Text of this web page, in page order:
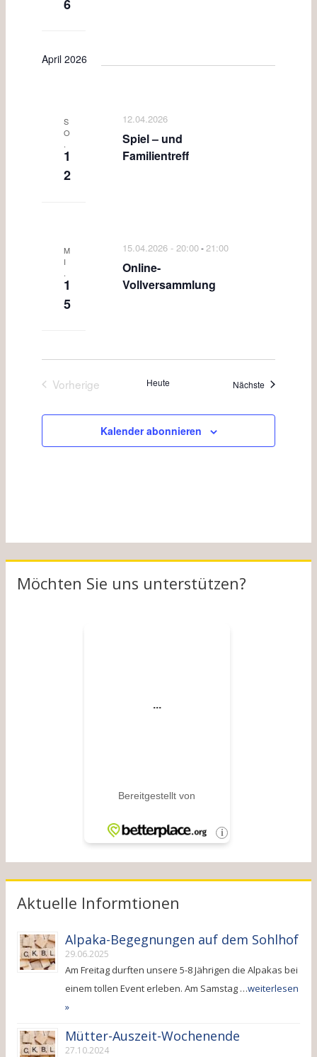
6
April 2026
S
O
.
1
2
Spiel – und
Familientreff
12.04.2026
M
I
1
5
Online-
Vollversammlung
15.04.2026 - 20:00- 21:00
Vorherige
Heute Nächste
Kalender abonnieren
Möchten Sie uns unterstützen?
Aktuelle Informtionen
Alpaka-Begegnungen auf dem Sohlhof
29.06.2025
Am Freitag durften unsere 5-8 Jährigen die Alpakas bei
einem tollen Event erleben. Am Samstag …weiterlesen
»
Mütter-Auszeit-Wochenende
27.10.2024